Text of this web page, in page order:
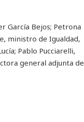
García Bejos; Petrona
ministro de Igualdad,
Pablo Pucciarelli,
general adjunta de